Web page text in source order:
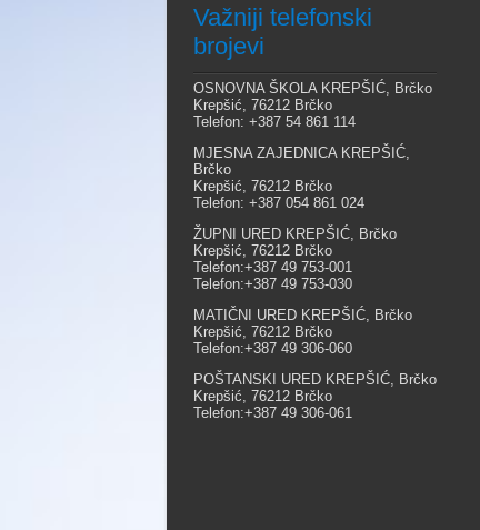
Važniji telefonski
brojevi
OSNOVNA ŠKOLA KREPŠIĆ, Brčko
Krepšić, 76212 Brčko
Telefon: +387 54 861 114
MJESNA ZAJEDNICA KREPŠIĆ,
Brčko
Krepšić, 76212 Brčko
Telefon: +387 054 861 024
ŽUPNI URED KREPŠIĆ, Brčko
Krepšić, 76212 Brčko
Telefon:+387 49 753-001
Telefon:+387 49 753-030
MATIČNI URED KREPŠIĆ, Brčko
Krepšić, 76212 Brčko
Telefon:+387 49 306-060
POŠTANSKI URED KREPŠIĆ, Brčko
Krepšić, 76212 Brčko
Telefon:+387 49 306-061